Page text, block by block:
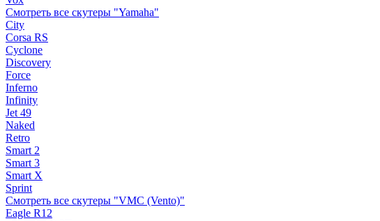
Смотреть все скутеры "Yamaha"
City
Corsa RS
Cyclone
Discovery
Force
Inferno
Infinity
Jet 49
Naked
Retro
Smart 2
Smart 3
Smart X
Sprint
Смотреть все скутеры "VMC (Vento)"
Eagle R12